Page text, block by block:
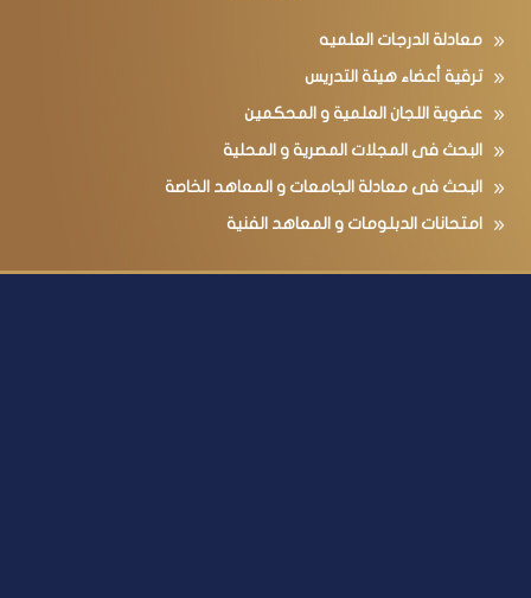
معادلة الدرجات العلميه
ترقية أعضاء هيئة التدريس
عضوية اللجان العلمية و المحكمين
البحث فى المجلات المصرية و المحلية
البحث فى معادلة الجامعات و المعاهد الخاصة
امتحانات الدبلومات و المعاهد الفنية